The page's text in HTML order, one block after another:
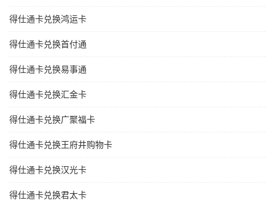
得仕通卡兑换鸿运卡
得仕通卡兑换首付通
得仕通卡兑换易事通
得仕通卡兑换汇金卡
得仕通卡兑换广聚福卡
得仕通卡兑换王府井购物卡
得仕通卡兑换汉光卡
得仕通卡兑换君太卡